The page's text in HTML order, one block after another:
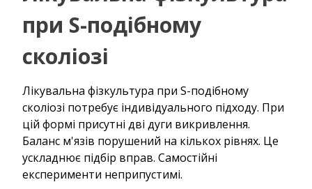
при S-подібному
сколіозі
Лікувальна фізкультура при S-подібному
сколіозі потребує індивідуального підходу. При
цій формі присутні дві дуги викривлення.
Баланс м'язів порушений на кількох рівнях. Це
ускладнює підбір вправ. Самостійні
експерименти неприпустимі.